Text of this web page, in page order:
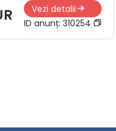
Vezi detalii
ID anunț:310254